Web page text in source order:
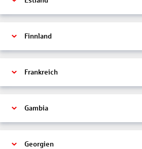
Finnland
Frankreich
Gambia
Georgien